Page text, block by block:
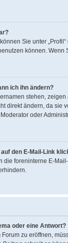
Sie unter
können.
ich ihn ändern?
stehen,
direkt ändern, da sie
oder
den E-Mail-Link
die foreninterne E-
oder eine Antwort?
zu eröffnen,